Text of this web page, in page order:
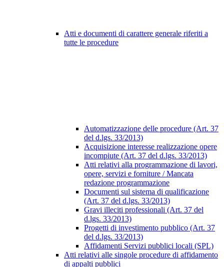
Atti e documenti di carattere generale riferiti a
tutte le procedure
Automatizzazione delle procedure (Art. 37
del d.lgs. 33/2013)
Acquisizione interesse realizzazione opere
incompiute (Art. 37 del d.lgs. 33/2013)
Atti relativi alla programmazione di lavori,
opere, servizi e forniture / Mancata
redazione programmazione
Documenti sul sistema di qualificazione
(Art. 37 del d.lgs. 33/2013)
Gravi illeciti professionali (Art. 37 del
d.lgs. 33/2013)
Progetti di investimento pubblico (Art. 37
del d.lgs. 33/2013)
Affidamenti Servizi pubblici locali (SPL)
Atti relativi alle singole procedure di affidamento
di appalti pubblici